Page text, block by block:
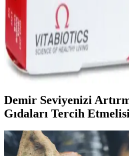
kaliteyi artırabilirsiniz.
Feroglobin: Demir ve Vitamin
Kan ve Enerji Desteği
Feroglobin, demir, çinko ve B
bir takviyedir. Demir eksikliği ve
sağlar, bağışıklığı güçlendirir ve enerji
Demir Seviyenizi
Gıdaları Tercih